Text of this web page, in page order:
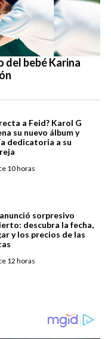
del bebé Karina
a Feid? Karol G
su nuevo álbum y
dedicatoria a su
10 horas
sorpresivo
descubra la fecha,
y los precios de las
12 horas